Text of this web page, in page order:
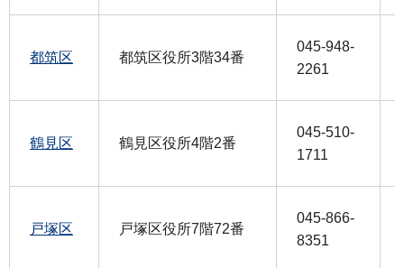
都筑区 都筑区役所3階34番
045-948-
2261
鶴見区 鶴見区役所4階2番
045-510-
1711
戸塚区 戸塚区役所7階72番
045-866-
8351